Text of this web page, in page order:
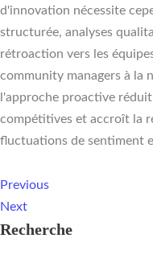
d'innovation nécessite
structurée, analyses
rétroaction vers les
community managers à la
l'approche proactive
compétitives et accroît la
fluctuations de sentiment
Previous
Next
Recherche